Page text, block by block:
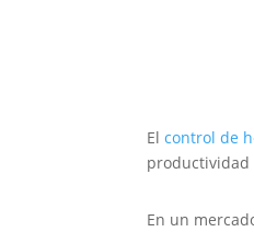
Elcontrol de
productividad
En un